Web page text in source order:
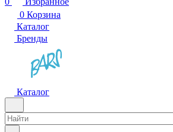
0 Корзина
Каталог
Бренды
Каталог